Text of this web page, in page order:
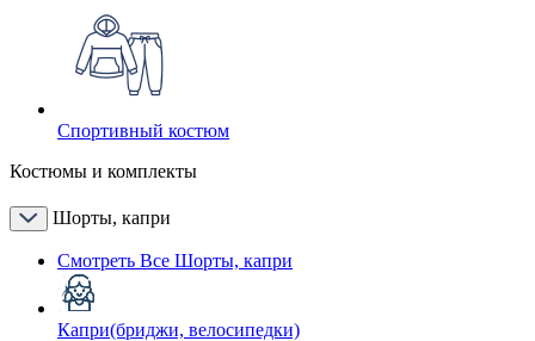
Спортивный костюм
Костюмы и комплекты
Шорты, капри
Смотреть Все Шорты, капри
Капри(бриджи, велосипедки)